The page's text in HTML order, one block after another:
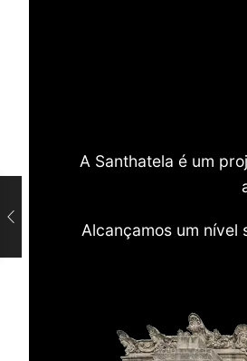
A Santhatela é um
Alcançamos um